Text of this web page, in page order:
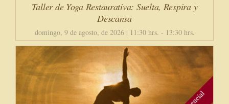
Taller de Yoga Restaurativa: Suelta, Respira y
Descansa
domingo, 9 de agosto, de 2026 | 11:30 hrs. - 13:30 hrs.